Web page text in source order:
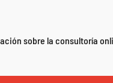
sobre la consultoría